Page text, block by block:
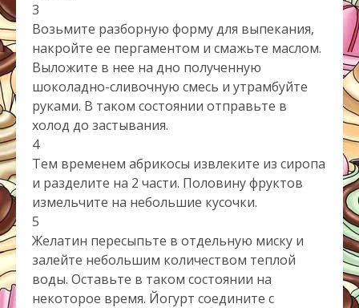
3
Возьмите разборную форму для выпекания,
накройте ее пергаментом и смажьте маслом.
Выложите в нее на дно полученную
шоколадно-сливочную смесь и утрамбуйте
руками. В таком состоянии отправьте в
холод до застывания.
4
Тем временем абрикосы извлеките из сиропа
и разделите на 2 части. Половину фруктов
измельчите на небольшие кусочки.
5
Желатин пересыпьте в отдельную миску и
залейте небольшим количеством теплой
воды. Оставьте в таком состоянии на
некоторое время. Йогурт соедините с